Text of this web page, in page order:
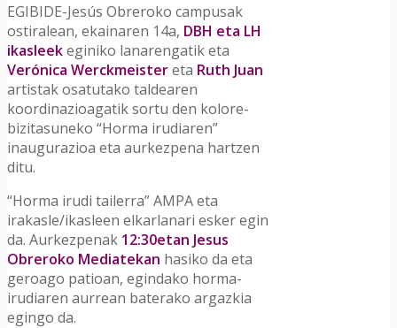
EGIBIDE-Jesús Obreroko campusak
ostiralean, ekainaren 14a, DBH eta LH
ikasleekeginiko lanarengatik eta
Verónica Werckmeistereta Ruth Juan
artistak osatutako taldearen
koordinazioagatik sortu den kolore-
bizitasuneko “Horma irudiaren”
inaugurazioa eta aurkezpena hartzen
ditu.
“Horma irudi tailerra” AMPA eta
irakasle/ikasleen elkarlanari esker egin
da. Aurkezpenak 12:30etan Jesus
Obreroko Mediatekan hasiko da eta
geroago patioan, egindako horma-
irudiaren aurrean baterako argazkia
egingo da.